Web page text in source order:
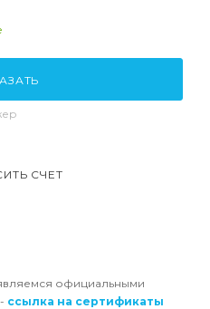
СЧЕТ
официальными
ссылка на сертификаты